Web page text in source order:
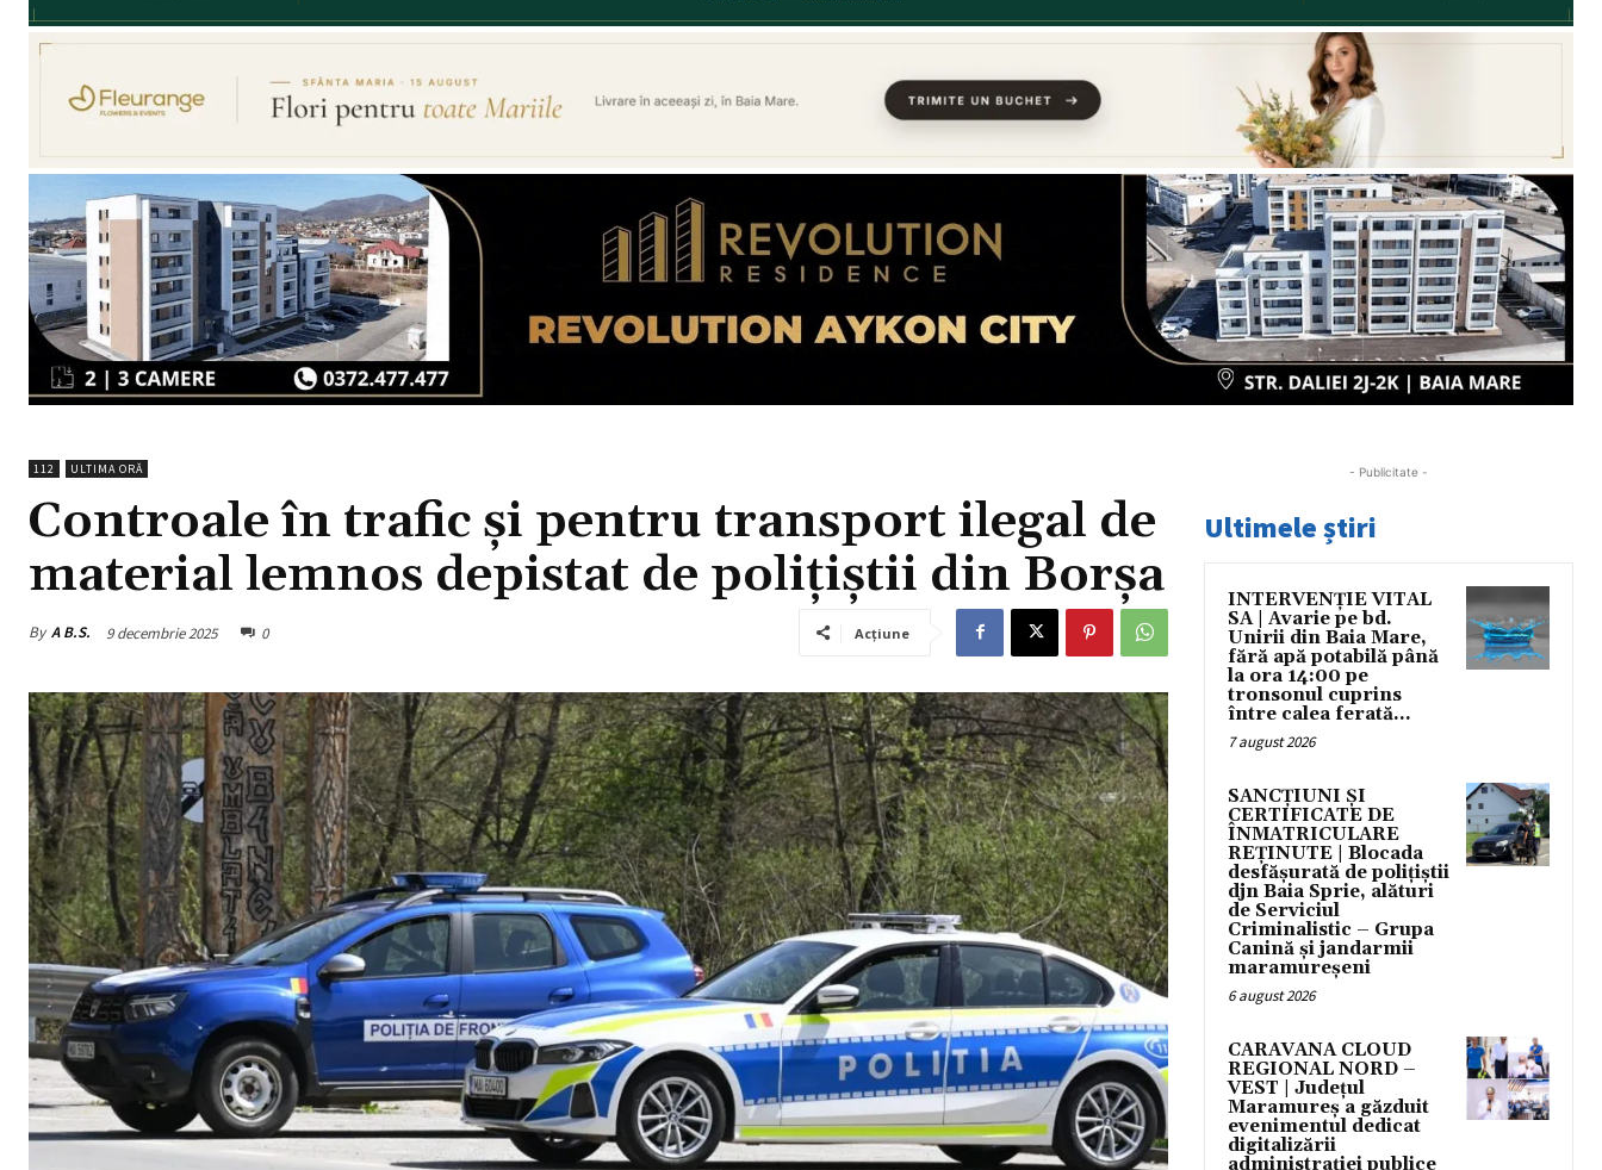
112 ULTIMA ORĂ
Controale în trafic și pentru transport ilegal de
material lemnos depistat de polițiștii din Borșa
By A B.S. 9 decembrie 2025 0 Acțiune
- Publicitate -
Ultimele știri
INTERVENȚIE VITAL
SA | Avarie pe bd.
Unirii din Baia Mare,
fără apă potabilă până
la ora 14:00 pe
tronsonul cuprins
între calea ferată...
7 august 2026
SANCȚIUNI ȘI
CERTIFICATE DE
ÎNMATRICULARE
REȚINUTE | Blocada
desfășurată de polițiștii
djn Baia Sprie, alături
de Serviciul
Criminalistic – Grupa
Canină și jandarmii
maramureșeni
6 august 2026
CARAVANA CLOUD
REGIONAL NORD –
VEST | Județul
Maramureș a găzduit
evenimentul dedicat
digitalizării
administrației publice